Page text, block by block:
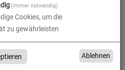
max. 10)
(immer notwendig)
Cookies, um die
zu gewährleisten
Ablehnen